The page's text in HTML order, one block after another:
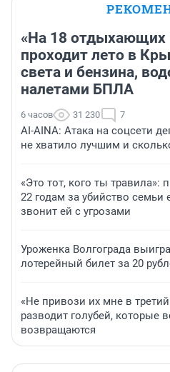
«На 18 отдыхающих
проходит лето в
света и бензина,
налетами БПЛА
6 часов 31 230 7
AI-AINA: Атака на соцсети
не хватило лучшим и
«Это тот, кого ты травила»:
22 годам за убийство семьи
звонит ей с угрозами
Уроженка Волгограда
лотерейный билет за 20
«Не привози их мне в
разводит голубей, которые
возвращаются